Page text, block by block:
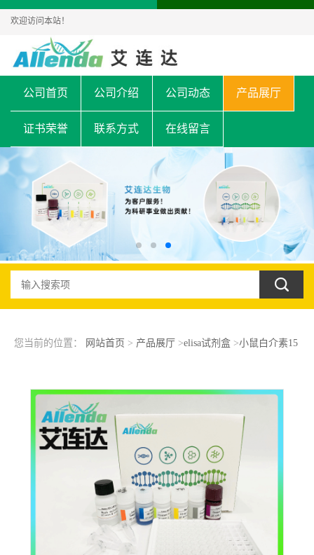
欢迎访问本站！
公司首页 公司介绍 公司动态 产品展厅
证书荣誉 联系方式 在线留言
您当前的位置： 网站首页 > 产品展厅 >elisa试剂盒>小鼠白介素15